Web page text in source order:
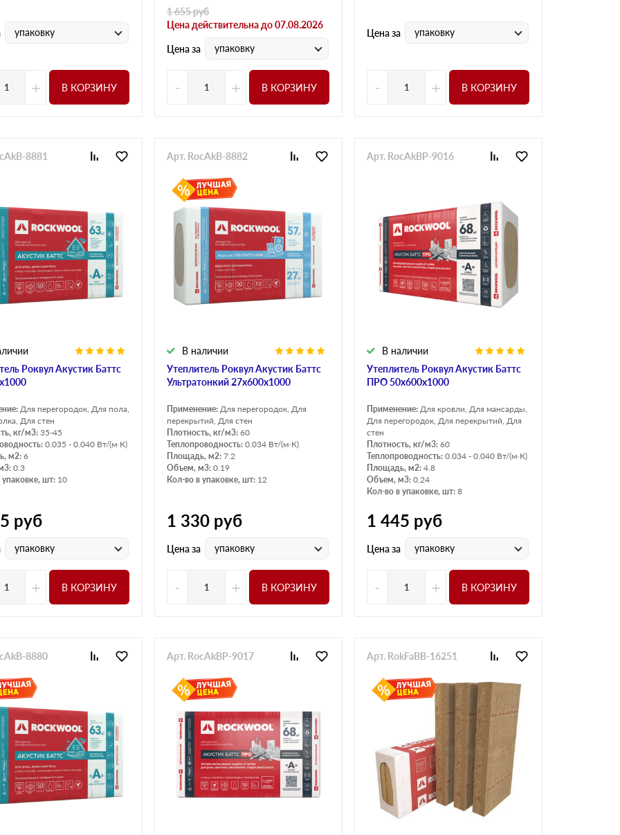
упаковку
+ В КОРЗИНУ
1 655руб
Цена действительна до 07.08.2026
Цена за упаковку
- + В КОРЗИНУ
Цена за упаковку
- + В КОРЗИНУ
Роквул Акустик Баттс
8881
Для перегородок, Для пола,
Для стен
кг/м3: 35-45
0.035 - 0.040 Вт/(м·К)
м2:6
0.3
упаковке, шт: 10
руб
упаковку
+ В КОРЗИНУ
Утеплитель Роквул Акустик Баттс
Ультратонкий 27х600х1000
В наличии
Арт. RocAkB-8882
Применение: Для перегородок, Для
перекрытий, Для стен
Плотность, кг/м3: 60
Теплопроводность: 0.034 Вт/(м·К)
Площадь, м2: 7.2
Объем, м3: 0.19
Кол-во в упаковке, шт: 12
1 330 руб
Цена за упаковку
- + В КОРЗИНУ
Утеплитель Роквул Акустик Баттс
ПРО 50х600х1000
В наличии
Арт. RocAkBP-9016
Применение: Для кровли, Для мансарды,
Для перегородок, Для перекрытий, Для
стен
Плотность, кг/м3: 60
Теплопроводность: 0.034 - 0.040 Вт/(м·К)
Площадь, м2: 4.8
Объем, м3: 0.24
Кол-во в упаковке, шт: 8
1 445 руб
Цена за упаковку
- + В КОРЗИНУ
8880 Арт. RocAkBP-9017 Арт. RokFaBB-16251